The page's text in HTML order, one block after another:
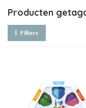
Producten
Filters